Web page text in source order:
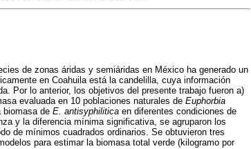
de zonas áridas y semiáridas en México ha generado un
en Coahuila está la candelilla, cuya información
Por lo anterior, los objetivos del presente trabajo fueron a)
evaluada en 10 poblaciones naturales de Euphorbia
biomasa de E. antisyphilitica en diferentes condiciones de
y la diferencia mínima significativa, se agruparon los
de mínimos cuadrados ordinarios. Se obtuvieron tres
para estimar la biomasa total verde (kilogramo por